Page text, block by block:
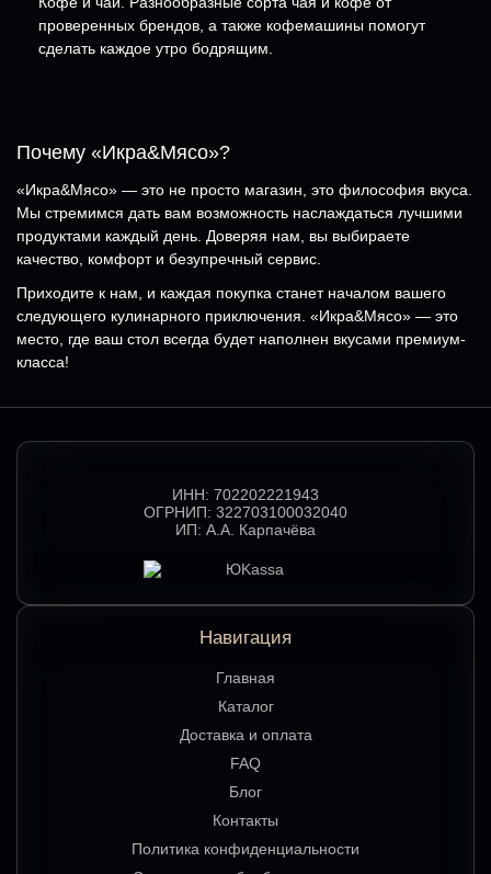
проверенных брендов, а также кофемашины помогут
сделать каждое утро бодрящим.
Почему «Икра&Мясо»?
«Икра&Мясо» — это не просто магазин, это философия вкуса.
Мы стремимся дать вам возможность наслаждаться лучшими
продуктами каждый день. Доверяя нам, вы выбираете
качество, комфорт и безупречный сервис.
Приходите к нам, и каждая покупка станет началом вашего
следующего кулинарного приключения. «Икра&Мясо» — это
место, где ваш стол всегда будет наполнен вкусами премиум-
класса!
ИНН: 702202221943
ОГРНИП: 322703100032040
ИП: А.А. Карпачёва
Навигация
Главная
Каталог
Доставка и оплата
FAQ
Блог
Контакты
Политика конфиденциальности